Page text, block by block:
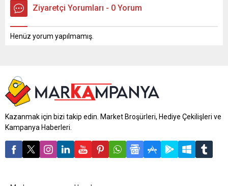
Ziyaretçi Yorumları - 0 Yorum
Henüz yorum yapılmamış.
Kazanmak için bizi takip edin. Market Broşürleri, Hediye Çekilişleri ve
Kampanya Haberleri.